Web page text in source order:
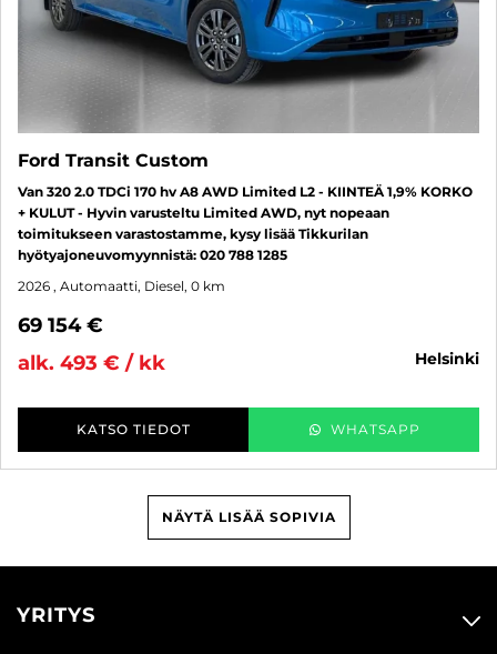
Ford Transit Custom
Van 320 2.0 TDCi 170 hv A8 AWD Limited L2 - KIINTEÄ 1,9% KORKO
+ KULUT - Hyvin varusteltu Limited AWD, nyt nopeaan
toimitukseen varastostamme, kysy lisää Tikkurilan
hyötyajoneuvomyynnistä: 020 788 1285
2026 , Automaatti, Diesel, 0 km
69 154 €
alk. 493 € / kk
helsinki
KATSO TIEDOT WHATSAPP
NÄYTÄ LISÄÄ SOPIVIA
YRITYS